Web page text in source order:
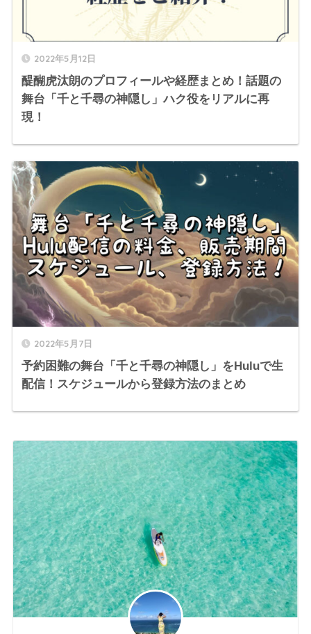
2022年5月12日
醍醐虎汰朗のプロフィールや経歴まとめ！話題の
舞台「千と千尋の神隠し」ハク役をリアルに再
現！
2022年5月7日
予約困難の舞台「千と千尋の神隠し」をHuluで生
配信！スケジュールから登録方法のまとめ